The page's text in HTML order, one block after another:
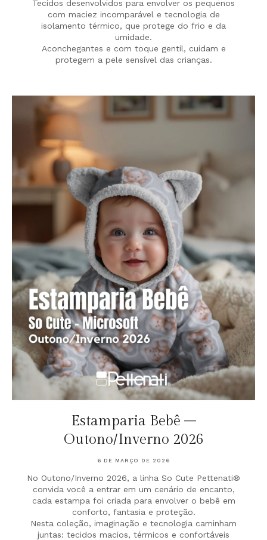
Tecidos desenvolvidos para envolver os pequenos
com maciez incomparável e tecnologia de
isolamento térmico, que protege do frio e da
umidade.
Aconchegantes e com toque gentil, cuidam e
protegem a pele sensível das crianças.
Estamparia Bebê –
Outono/Inverno 2026
6 DE MARÇO DE 2026
No Outono/Inverno 2026, a linha So Cute Pettenati®
convida você a entrar em um cenário de encanto,
cada estampa foi criada para envolver o bebê em
conforto, fantasia e proteção.
Nesta coleção, imaginação e tecnologia caminham
juntas: tecidos macios, térmicos e confortáveis